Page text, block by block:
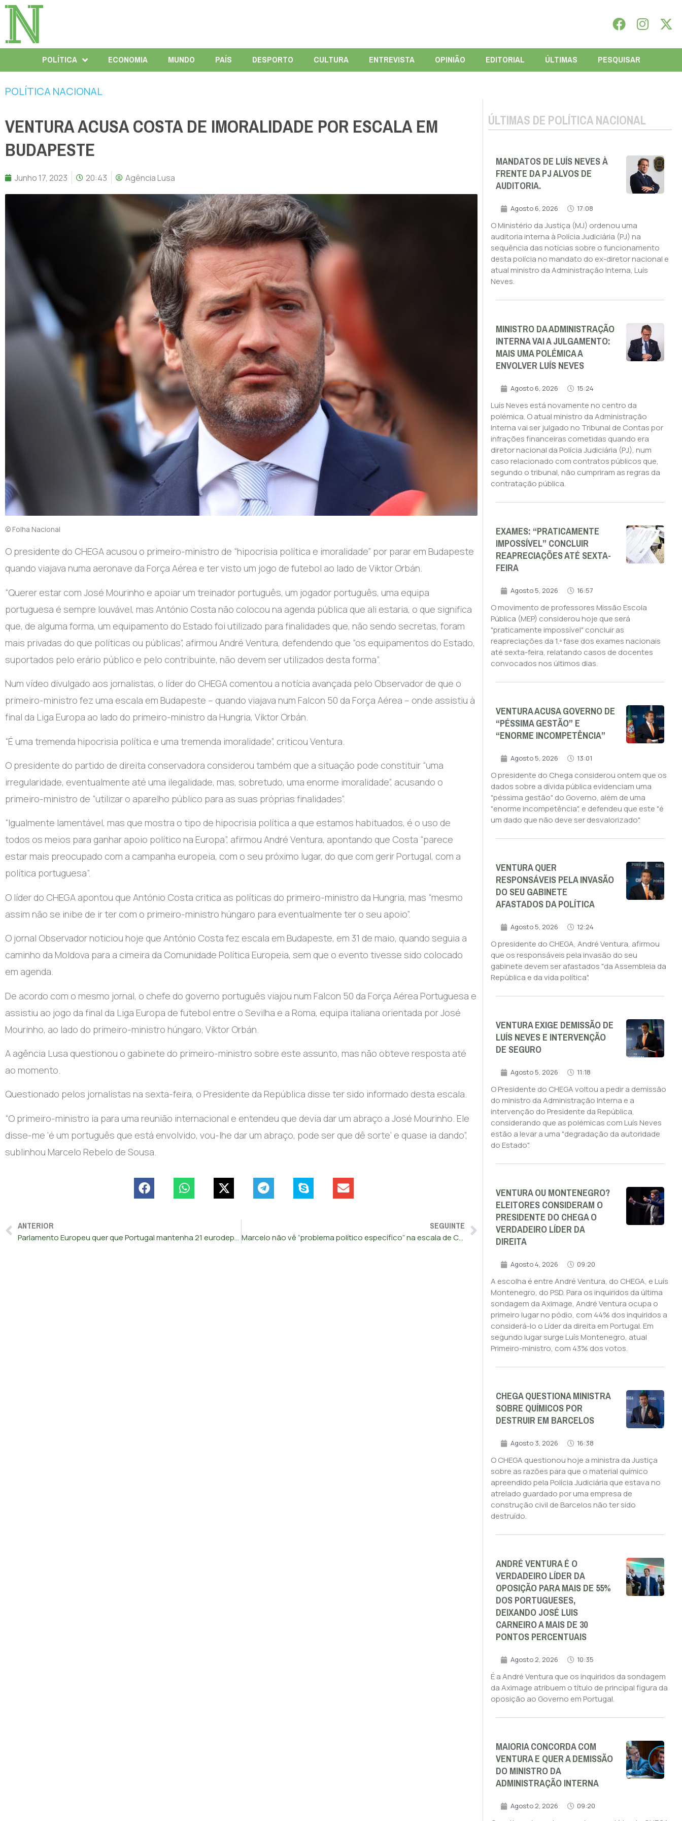
POLÍTICA ECONOMIA MUNDO PAÍS DESPORTO CULTURA ENTREVISTA OPINIÃO EDITORIAL ÚLTIMAS PESQUISAR
POLÍTICA NACIONAL
VENTURA ACUSA COSTA DE IMORALIDADE POR ESCALA EM
BUDAPESTE
Junho 17, 2023 20:43 Agência Lusa
© Folha Nacional
O presidente do CHEGA acusou o primeiro-ministro de “hipocrisia política e imoralidade” por parar em Budapeste
quando viajava numa aeronave da Força Aérea e ter visto um jogo de futebol ao lado de Viktor Orbán.
“Querer estar com José Mourinho e apoiar um treinador português, um jogador português, uma equipa
portuguesa é sempre louvável, mas António Costa não colocou na agenda pública que ali estaria, o que significa
que, de alguma forma, um equipamento do Estado foi utilizado para finalidades que, não sendo secretas, foram
mais privadas do que políticas ou públicas”, afirmou André Ventura, defendendo que “os equipamentos do Estado,
suportados pelo erário público e pelo contribuinte, não devem ser utilizados desta forma”.
Num vídeo divulgado aos jornalistas, o líder do CHEGA comentou a notícia avançada pelo Observador de que o
primeiro-ministro fez uma escala em Budapeste – quando viajava num Falcon 50 da Força Aérea – onde assistiu à
final da Liga Europa ao lado do primeiro-ministro da Hungria, Viktor Orbán.
“É uma tremenda hipocrisia política e uma tremenda imoralidade”, criticou Ventura.
O presidente do partido de direita conservadora considerou também que a situação pode constituir “uma
irregularidade, eventualmente até uma ilegalidade, mas, sobretudo, uma enorme imoralidade”, acusando o
primeiro-ministro de “utilizar o aparelho público para as suas próprias finalidades”.
“Igualmente lamentável, mas que mostra o tipo de hipocrisia política a que estamos habituados, é o uso de
todos os meios para ganhar apoio político na Europa”, afirmou André Ventura, apontando que Costa “parece
estar mais preocupado com a campanha europeia, com o seu próximo lugar, do que com gerir Portugal, com a
política portuguesa”.
O líder do CHEGA apontou que António Costa critica as políticas do primeiro-ministro da Hungria, mas “mesmo
assim não se inibe de ir ter com o primeiro-ministro húngaro para eventualmente ter o seu apoio”.
O jornal Observador noticiou hoje que António Costa fez escala em Budapeste, em 31 de maio, quando seguia a
caminho da Moldova para a cimeira da Comunidade Política Europeia, sem que o evento tivesse sido colocado
em agenda.
De acordo com o mesmo jornal, o chefe do governo português viajou num Falcon 50 da Força Aérea Portuguesa e
assistiu ao jogo da final da Liga Europa de futebol entre o Sevilha e a Roma, equipa italiana orientada por José
Mourinho, ao lado do primeiro-ministro húngaro, Viktor Orbán.
A agência Lusa questionou o gabinete do primeiro-ministro sobre este assunto, mas não obteve resposta até
ao momento.
Questionado pelos jornalistas na sexta-feira, o Presidente da República disse ter sido informado desta escala.
“O primeiro-ministro ia para uma reunião internacional e entendeu que devia dar um abraço a José Mourinho. Ele
disse-me ‘é um português que está envolvido, vou-lhe dar um abraço, pode ser que dê sorte’ e quase ia dando”,
sublinhou Marcelo Rebelo de Sousa.
ANTERIOR
Parlamento Europeu quer que Portugal mantenha 21 eurodeputados apesar de 11 novos lugares
SEGUINTE
Marcelo não vê “problema político específico” na escala de Costa na Hungria
ÚLTIMAS DE POLÍTICA NACIONAL
MANDATOS DE LUÍS NEVES À
FRENTE DA PJ ALVOS DE
AUDITORIA.
Agosto 6, 2026 17:08
O Ministério da Justiça (MJ) ordenou uma
auditoria interna à Polícia Judiciária (PJ) na
sequência das notícias sobre o funcionamento
desta polícia no mandato do ex-diretor nacional e
atual ministro da Administração Interna, Luís
Neves.
MINISTRO DA ADMINISTRAÇÃO
INTERNA VAI A JULGAMENTO:
MAIS UMA POLÉMICA A
ENVOLVER LUÍS NEVES
Agosto 6, 2026 15:24
Luís Neves está novamente no centro da
polémica. O atual ministro da Administração
Interna vai ser julgado no Tribunal de Contas por
infrações financeiras cometidas quando era
diretor nacional da Polícia Judiciária (PJ), num
caso relacionado com contratos públicos que,
segundo o tribunal, não cumpriram as regras da
contratação pública.
EXAMES: “PRATICAMENTE
IMPOSSÍVEL” CONCLUIR
REAPRECIAÇÕES ATÉ SEXTA-
FEIRA
Agosto 5, 2026 16:57
O movimento de professores Missão Escola
Pública (MEP) considerou hoje que será
"praticamente impossível" concluir as
reapreciações da 1.ª fase dos exames nacionais
até sexta-feira, relatando casos de docentes
convocados nos últimos dias.
VENTURA ACUSA GOVERNO DE
“PÉSSIMA GESTÃO” E
“ENORME INCOMPETÊNCIA”
Agosto 5, 2026 13:01
O presidente do Chega considerou ontem que os
dados sobre a dívida pública evidenciam uma
"péssima gestão" do Governo, além de uma
"enorme incompetência", e defendeu que este "é
um dado que não deve ser desvalorizado".
VENTURA QUER
RESPONSÁVEIS PELA INVASÃO
DO SEU GABINETE
AFASTADOS DA POLÍTICA
Agosto 5, 2026 12:24
O presidente do CHEGA, André Ventura, afirmou
que os responsáveis pela invasão do seu
gabinete devem ser afastados "da Assembleia da
República e da vida política".
VENTURA EXIGE DEMISSÃO DE
LUÍS NEVES E INTERVENÇÃO
DE SEGURO
Agosto 5, 2026 11:18
O Presidente do CHEGA voltou a pedir a demissão
do ministro da Administração Interna e a
intervenção do Presidente da República,
considerando que as polémicas com Luís Neves
estão a levar a uma "degradação da autoridade
do Estado".
VENTURA OU MONTENEGRO?
ELEITORES CONSIDERAM O
PRESIDENTE DO CHEGA O
VERDADEIRO LÍDER DA
DIREITA
Agosto 4, 2026 09:20
A escolha é entre André Ventura, do CHEGA, e Luís
Montenegro, do PSD. Para os inquiridos da última
sondagem da Aximage, André Ventura ocupa o
primeiro lugar no pódio, com 44% dos inquiridos a
considerá-lo o Líder da direita em Portugal. Em
segundo lugar surge Luís Montenegro, atual
Primeiro-ministro, com 43% dos votos.
CHEGA QUESTIONA MINISTRA
SOBRE QUÍMICOS POR
DESTRUIR EM BARCELOS
Agosto 3, 2026 16:38
O CHEGA questionou hoje a ministra da Justiça
sobre as razões para que o material químico
apreendido pela Polícia Judiciária que estava no
atrelado guardado por uma empresa de
construção civil de Barcelos não ter sido
destruído.
ANDRÉ VENTURA É O
VERDADEIRO LÍDER DA
OPOSIÇÃO PARA MAIS DE 55%
DOS PORTUGUESES,
DEIXANDO JOSÉ LUIS
CARNEIRO A MAIS DE 30
PONTOS PERCENTUAIS
Agosto 2, 2026 10:35
É a André Ventura que os inquiridos da sondagem
da Aximage atribuem o título de principal figura da
oposição ao Governo em Portugal.
MAIORIA CONCORDA COM
VENTURA E QUER A DEMISSÃO
DO MINISTRO DA
ADMINISTRAÇÃO INTERNA
Agosto 2, 2026 09:20